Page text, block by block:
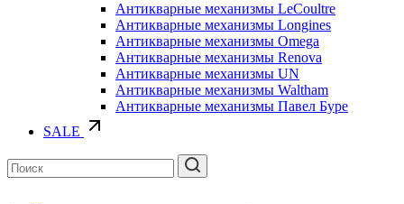
Антикварные механизмы LeCoultre
Антикварные механизмы Longines
Антикварные механизмы Omega
Антикварные механизмы Renova
Антикварные механизмы UN
Антикварные механизмы Waltham
Антикварные механизмы Павел Буре
SALE